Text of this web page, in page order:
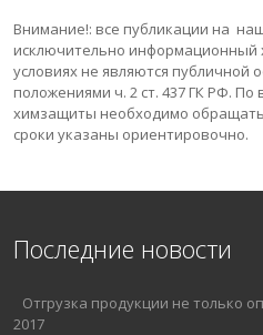
Внимание!: все публикации на
исключительно информационный
условиях не являются публичной
положениями ч. 2 ст. 437 ГК РФ.
химзащиты необходимо
сроки указаны ориентировочно.
Последние новости
Отгрузка продукции не только
2017